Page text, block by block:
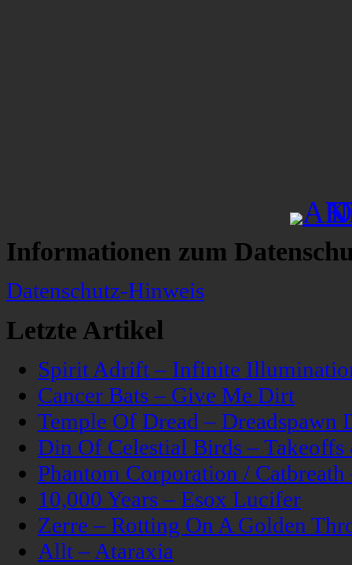
Informationen zum
Datenschutz-Hinweis
Letzte Artikel
Spirit Adrift – Infinite
Cancer Bats – Give Me Dirt
Temple Of Dread – Dreadspawn
Din Of Celestial Birds –
Phantom Corporation /
10,000 Years – Esox Lucifer
Zerre – Rotting On A Golden
Allt – Ataraxia